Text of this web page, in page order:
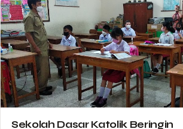
Sekolah Dasar Katolik Beringin